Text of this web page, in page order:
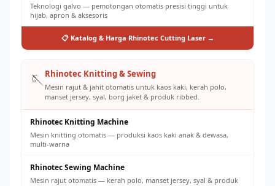
Teknologi galvo — pemotongan otomatis presisi tinggi untuk
hijab, apron & aksesoris
📋 Katalog & Harga Rhinotec Cutting Laser →
🪡Rhinotec Knitting & Sewing
Mesin rajut & jahit otomatis untuk kaos kaki, kerah polo,
manset jersey, syal, borg jaket & produk ribbed.
Rhinotec Knitting Machine
Mesin knitting otomatis — produksi kaos kaki anak & dewasa,
multi-warna
Rhinotec Sewing Machine
Mesin rajut otomatis — kerah polo, manset jersey, syal & produk